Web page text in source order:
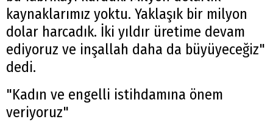
kaynaklarımız yoktu. Yaklaşık bir milyon
dolar harcadık. İki yıldır üretime devam
ediyoruz ve inşallah daha da büyüyeceğiz"
dedi.
"Kadın ve engelli istihdamına önem
veriyoruz"